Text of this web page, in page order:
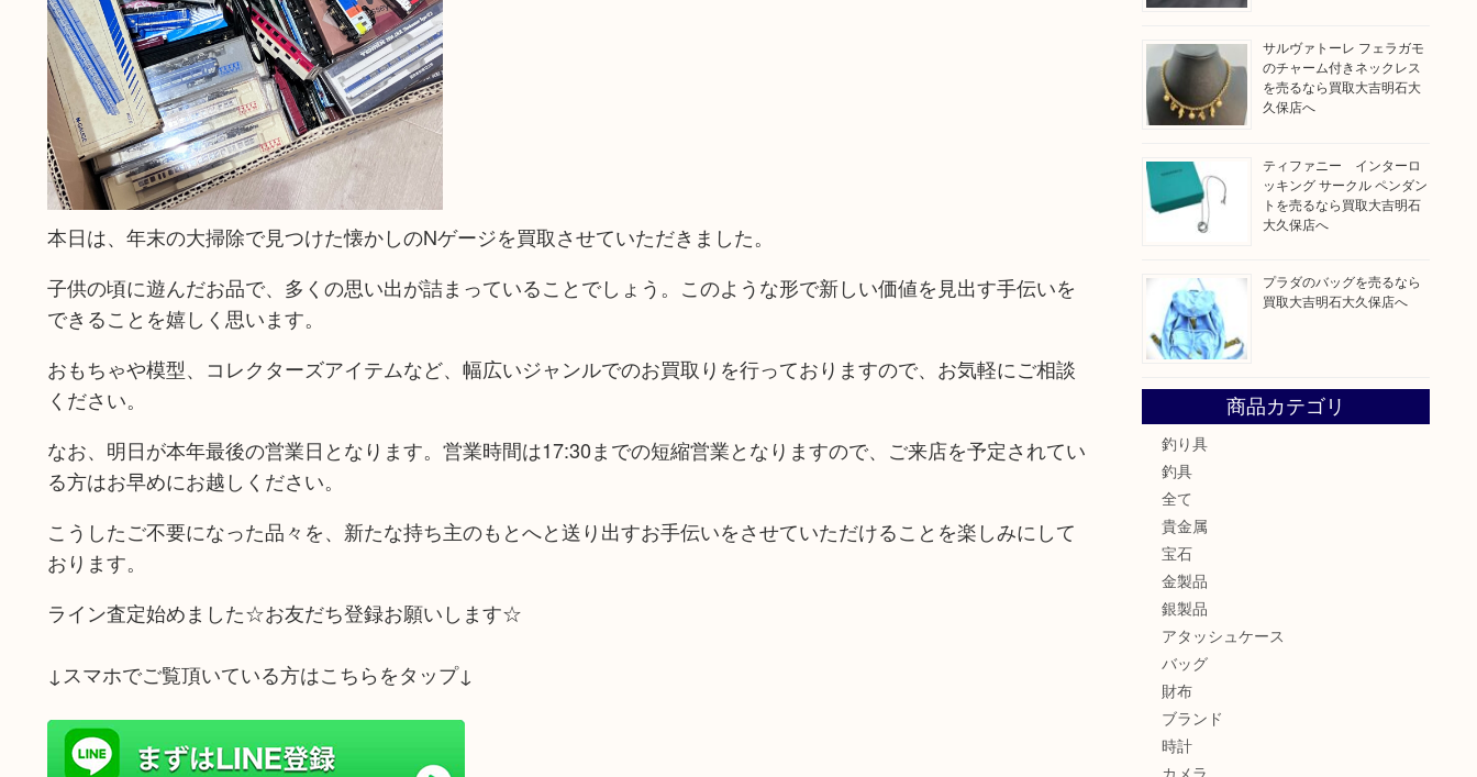
本日は、年末の大掃除で見つけた懐かしのNゲージを買取させていただきました。
子供の頃に遊んだお品で、多くの思い出が詰まっていることでしょう。このような形で新しい価値を見出す手伝いを
できることを嬉しく思います。
おもちゃや模型、コレクターズアイテムなど、幅広いジャンルでのお買取りを行っておりますので、お気軽にご相談
ください。
なお、明日が本年最後の営業日となります。営業時間は17:30までの短縮営業となりますので、ご来店を予定されてい
る方はお早めにお越しください。
こうしたご不要になった品々を、新たな持ち主のもとへと送り出すお手伝いをさせていただけることを楽しみにして
おります。
ライン査定始めました☆お友だち登録お願いします☆
↓スマホでご覧頂いている方はこちらをタップ↓
サルヴァトーレ フェラガモ
のチャーム付きネックレス
を売るなら買取大吉明石大
久保店へ
ティファニー インターロ
ッキング サークル ペンダン
トを売るなら買取大吉明石
大久保店へ
プラダのバッグを売るなら
買取大吉明石大久保店へ
商品カテゴリ
釣り具
釣具
全て
貴金属
宝石
金製品
銀製品
アタッシュケース
バッグ
財布
ブランド
時計
カメラ